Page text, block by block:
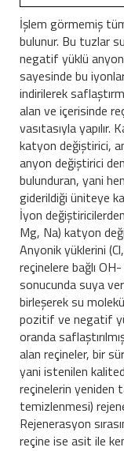
İşlem görmemiş
bulunur. Bu tuzlar
negatif yüklü
sayesinde bu
indirilerek
alan ve içerisinde
vasıtasıyla yapılır.
katyon değiştirici,
anyon değiştirici
bulunduran, yani
giderildiği üniteye
İyon
Mg, Na) katyon
Anyonik yüklerini
reçinelere bağlı
sonucunda suya
birleşerek su
pozitif ve negatif
oranda
alan reçineler, bir
yani istenilen
reçinelerin yeniden
temizlenmesi)
Rejenerasyon
reçine ise asit ile